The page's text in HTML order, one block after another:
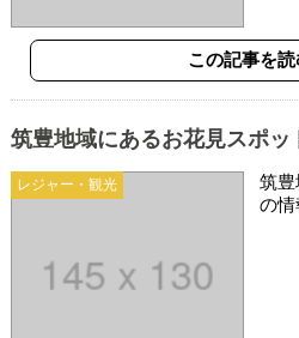
この記事を読
レジャー・観光
筑豊地域にあるお花見スポッ
筑
の情